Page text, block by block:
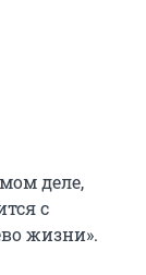
деле,
с
жизни».